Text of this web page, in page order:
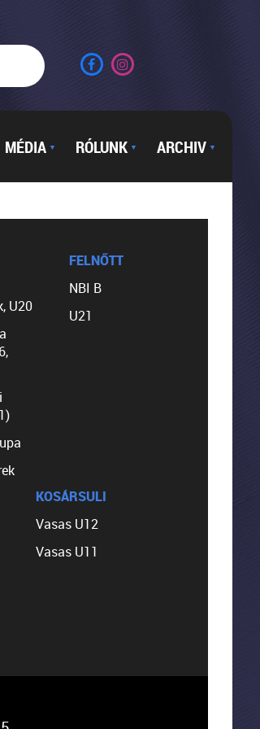
MÉDIA ▼ RÓLUNK ▼ ARCHIV ▼
U20
FELNŐTT
NBI B
U21
KOSÁRSULI
Vasas U12
Vasas U11